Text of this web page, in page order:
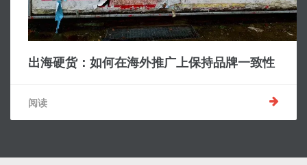
出海硬货：如何在海外推广上保持品牌一致性
阅读